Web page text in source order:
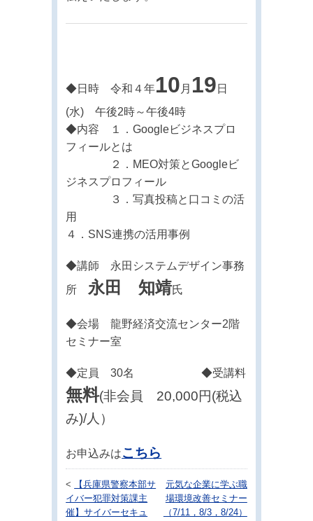
◆日時 令和４年10 月 19 日
(水) 午後2時～午後4時
◆内容 １．Googleビジネスプロ
フィールとは
２．MEO対策とGoogleビ
ジネスプロフィール
３．写真投稿と口コミの活
用
４．SNS連携の活用事例
◆講師 永田システムデザイン事務
所 永田 知靖氏
◆会場 龍野経済交流センター2階
セミナー室
◆定員 30名 ◆受講料
無料(非会員 20,000円(税込
み)/人）
お申込みはこちら
<
【兵庫県警察本部サ
イバー犯罪対策課主
催】サイバーセキュ
元気な企業に学ぶ職
場環境改善セミナー
（7/11，8/3，8/24）